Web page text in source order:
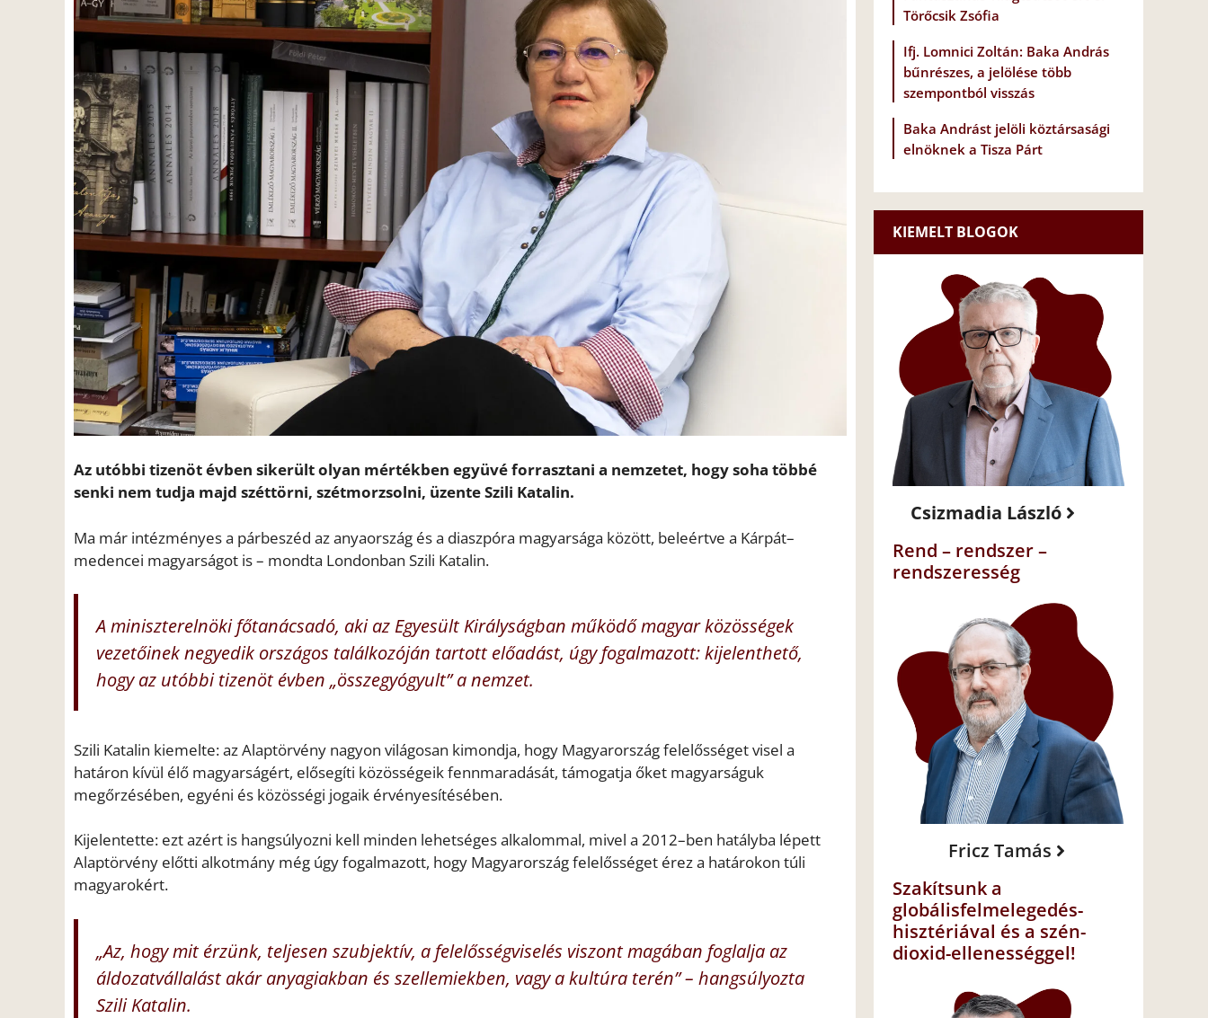
Az utóbbi tizenöt évben sikerült olyan mértékben együvé forrasztani a nemzetet, hogy soha többé
senki nem tudja majd széttörni, szétmorzsolni, üzente Szili Katalin.
Ma már intézményes a párbeszéd az anyaország és a diaszpóra magyarsága között, beleértve a Kárpát–
medencei magyarságot is – mondta Londonban Szili Katalin.
A miniszterelnöki főtanácsadó, aki az Egyesült Királyságban működő magyar közösségek
vezetőinek negyedik országos találkozóján tartott előadást, úgy fogalmazott: kijelenthető,
hogy az utóbbi tizenöt évben „összegyógyult” a nemzet.
Szili Katalin kiemelte: az Alaptörvény nagyon világosan kimondja, hogy Magyarország felelősséget visel a
határon kívül élő magyarságért, elősegíti közösségeik fennmaradását, támogatja őket magyarságuk
megőrzésében, egyéni és közösségi jogaik érvényesítésében.
Kijelentette: ezt azért is hangsúlyozni kell minden lehetséges alkalommal, mivel a 2012–ben hatályba lépett
Alaptörvény előtti alkotmány még úgy fogalmazott, hogy Magyarország felelősséget érez a határokon túli
magyarokért.
„Az, hogy mit érzünk, teljesen szubjektív, a felelősségviselés viszont magában foglalja az
áldozatvállalást akár anyagiakban és szellemiekben, vagy a kultúra terén” – hangsúlyozta
Szili Katalin.
Törőcsik Zsófia
Ifj. Lomnici Zoltán: Baka András
bűnrészes, a jelölése több
szempontból visszás
Baka Andrást jelöli köztársasági
elnöknek a Tisza Párt
KIEMELT BLOGOK
Csizmadia László
Rend – rendszer –
rendszeresség
Fricz Tamás
Szakítsunk a
globálisfelmelegedés-
hisztériával és a szén-
dioxid-ellenességgel!